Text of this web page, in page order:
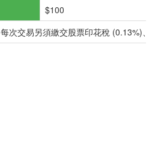
$100
每次交易另須繳交股票印花稅 (0.13%)